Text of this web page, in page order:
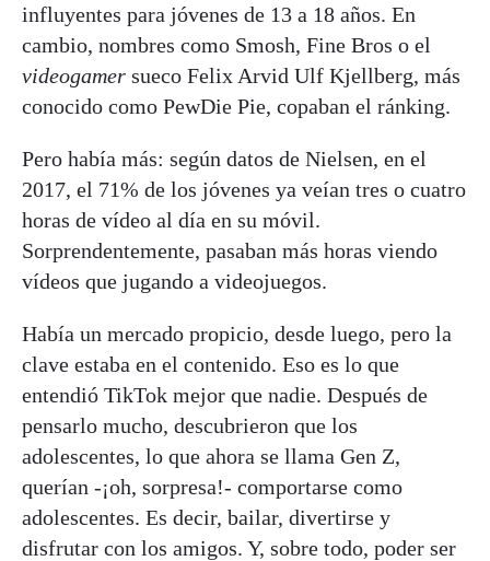
influyentes para jóvenes de 13 a 18 años. En
cambio, nombres como Smosh, Fine Bros o el
videogamer sueco Felix Arvid Ulf Kjellberg, más
conocido como PewDie Pie, copaban el ránking.
Pero había más: según datos de Nielsen, en el
2017, el 71% de los jóvenes ya veían tres o cuatro
horas de vídeo al día en su móvil.
Sorprendentemente, pasaban más horas viendo
vídeos que jugando a videojuegos.
Había un mercado propicio, desde luego, pero la
clave estaba en el contenido. Eso es lo que
entendió TikTok mejor que nadie. Después de
pensarlo mucho, descubrieron que los
adolescentes, lo que ahora se llama Gen Z,
querían -¡oh, sorpresa!- comportarse como
adolescentes. Es decir, bailar, divertirse y
disfrutar con los amigos. Y, sobre todo, poder ser